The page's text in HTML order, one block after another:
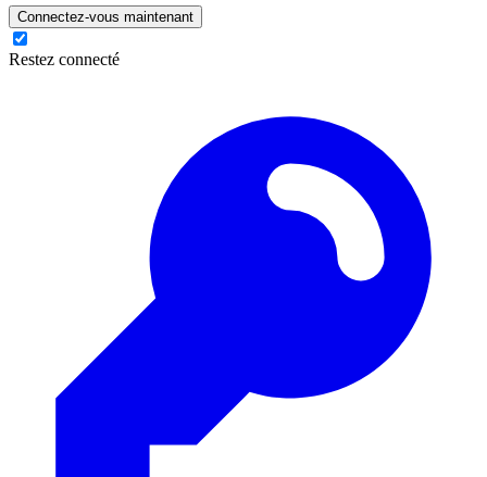
Connectez-vous maintenant
Restez connecté